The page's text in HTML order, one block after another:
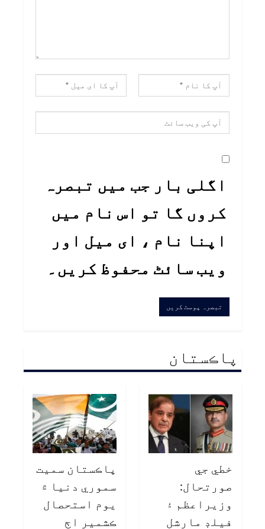
اگلی بار جب میں تبصرہ
کروں گا تو اس نام میں
اپنا نام ، ای میل اور
ویب سائٹ محفوظ کریں۔
پاڪستان
خطي جي
صورتحال:
وزيراعظم ۽
فيلڊ مارشل
پاڪستان سميت
سموري دنيا ۾
يوم استحصال
ڪشمير اڄ